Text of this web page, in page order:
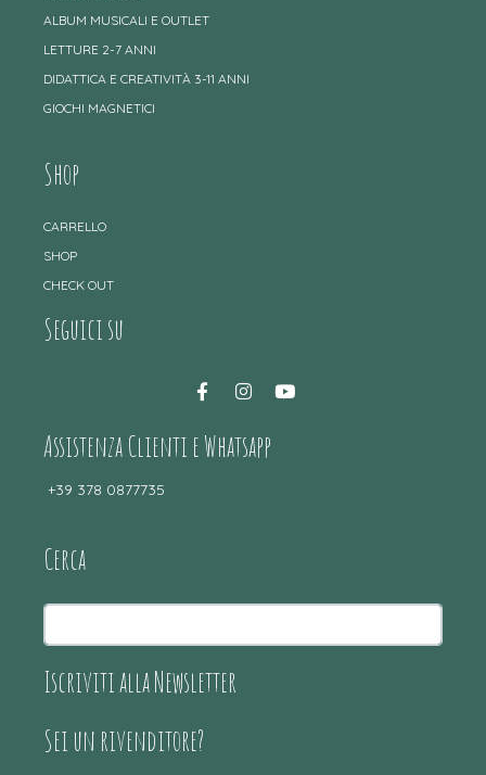
ALBUM MUSICALI E OUTLET
LETTURE 2-7 ANNI
DIDATTICA E CREATIVITÀ 3-11 ANNI
GIOCHI MAGNETICI
Shop
CARRELLO
SHOP
CHECK OUT
Seguici su
Assistenza Clienti e Whatsapp
+39 378 0877735
Cerca
Iscriviti alla Newsletter
Sei un rivenditore?